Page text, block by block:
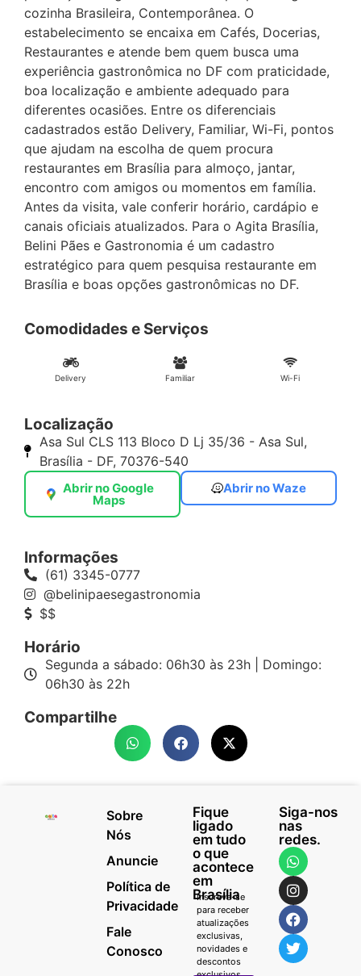
cozinha Brasileira, Contemporânea. O
estabelecimento se encaixa em Cafés, Docerias,
Restaurantes e atende bem quem busca uma
experiência gastronômica no DF com praticidade,
boa localização e ambiente adequado para
diferentes ocasiões. Entre os diferenciais
cadastrados estão Delivery, Familiar, Wi-Fi, pontos
que ajudam na escolha de quem procura
restaurantes em Brasília para almoço, jantar,
encontro com amigos ou momentos em família.
Antes da visita, vale conferir horário, cardápio e
canais oficiais atualizados. Para o Agita Brasília,
Belini Pães e Gastronomia é um cadastro
estratégico para quem pesquisa restaurante em
Brasília e boas opções gastronômicas no DF.
Comodidades e Serviços
Delivery Familiar Wi-Fi
Localização
Asa Sul CLS 113 Bloco D Lj 35/36 - Asa Sul,
Brasília - DF, 70376-540
Abrir no Google
Maps
Abrir no Waze
Informações
(61) 3345-0777
@belinipaesegastronomia
$$
Horário
Segunda a sábado: 06h30 às 23h | Domingo:
06h30 às 22h
Compartilhe
Sobre
Nós
Anuncie
Política de
Privacidade
Fale
Conosco
Fique
ligado
em tudo
o que
acontece
em
Brasília
Inscreva-se
para receber
atualizações
exclusivas,
novidades e
descontos
Siga-nos
nas
redes.